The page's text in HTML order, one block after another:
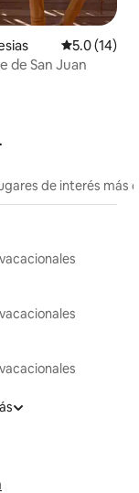
Calificación
5.0 (14)
de San Juan
de interés más